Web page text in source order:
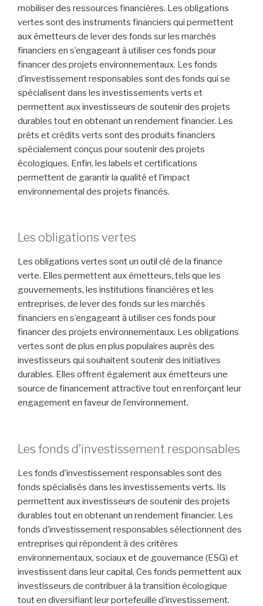
mobiliser des ressources financières. Les obligations
vertes sont des instruments financiers qui permettent
aux émetteurs de lever des fonds sur les marchés
financiers en s’engageant à utiliser ces fonds pour
financer des projets environnementaux. Les fonds
d’investissement responsables sont des fonds qui se
spécialisent dans les investissements verts et
permettent aux investisseurs de soutenir des projets
durables tout en obtenant un rendement financier. Les
prêts et crédits verts sont des produits financiers
spécialement conçus pour soutenir des projets
écologiques. Enfin, les labels et certifications
permettent de garantir la qualité et l’impact
environnemental des projets financés.
Les obligations vertes
Les obligations vertes sont un outil clé de la finance
verte. Elles permettent aux émetteurs, tels que les
gouvernements, les institutions financières et les
entreprises, de lever des fonds sur les marchés
financiers en s’engageant à utiliser ces fonds pour
financer des projets environnementaux. Les obligations
vertes sont de plus en plus populaires auprès des
investisseurs qui souhaitent soutenir des initiatives
durables. Elles offrent également aux émetteurs une
source de financement attractive tout en renforçant leur
engagement en faveur de l’environnement.
Les fonds d’investissement responsables
Les fonds d’investissement responsables sont des
fonds spécialisés dans les investissements verts. Ils
permettent aux investisseurs de soutenir des projets
durables tout en obtenant un rendement financier. Les
fonds d’investissement responsables sélectionnent des
entreprises qui répondent à des critères
environnementaux, sociaux et de gouvernance (ESG) et
investissent dans leur capital. Ces fonds permettent aux
investisseurs de contribuer à la transition écologique
tout en diversifiant leur portefeuille d’investissement.